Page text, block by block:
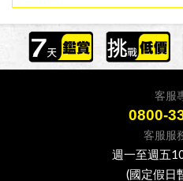
客服
0800-
客服服
週一至週五
(國定假日